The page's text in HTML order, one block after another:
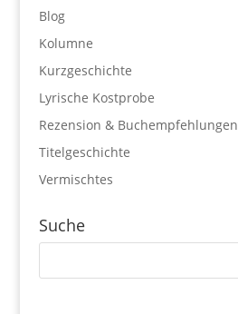
Blog
Kolumne
Kurzgeschichte
Lyrische Kostprobe
Rezension & Buchempfehlungen
Titelgeschichte
Vermischtes
Suche